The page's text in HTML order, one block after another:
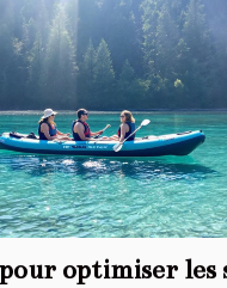
optimiser les